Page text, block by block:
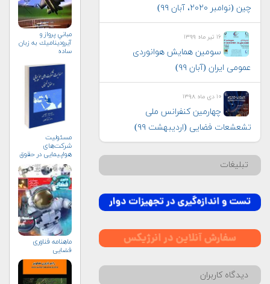
چین (نوامبر ۲۰۲۰، آبان ۹۹)
۱۶ تیر ماه ۱۳۹۹
سومین همایش هوانوردی
عمومی ایران (آبان ۹۹)
۱۰ دی ماه ۱۳۹۸
چهارمین کنفرانس ملی
تشعشعات فضایی (اردیبهشت ۹۹)
تبلیغات
دیدگاه کاربران
مباني پرواز و
آيروديناميك به زبان
ساده
مسئولیت
شرکت‌های
هواپیمایی در حقوق
تطبیقی (+خرید)
ماهنامه فناوری
فضایی